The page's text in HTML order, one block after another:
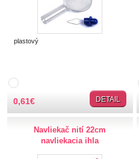
Ochrana osobných údajov
TIPY NA DARČEKY
plastový
0,61€ DETAIL
Navliekač nití 22cm
navliekacia ihla